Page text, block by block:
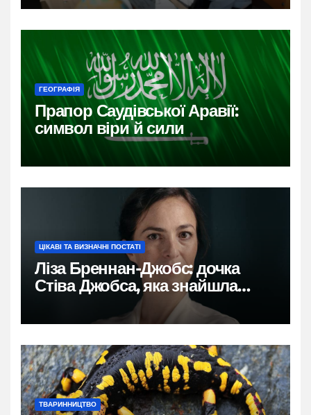
ГЕОГРАФІЯ
Прапор Саудівської Аравії:
символ віри й сили
ЦІКАВІ ТА ВИЗНАЧНІ ПОСТАТІ
Ліза Бреннан-Джобс: дочка
Стіва Джобса, яка знайшла
власний голос
ТВАРИННИЦТВО